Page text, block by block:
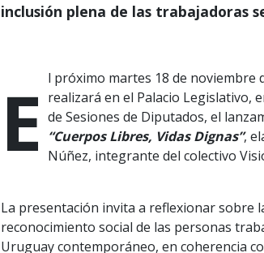
inclusión plena de las trabajadoras
El próximo martes 18 de noviembre de 2025, a las 19:30 horas, se realizará en el Palacio Legislativo,
de Sesiones de Diputados, el
“Cuerpos Libres, Vidas Dignas”,
Núñez, integrante del colectivo
La presentación invita a reflexionar sobre
reconocimiento social de las personas
Uruguay contemporáneo, en coherencia